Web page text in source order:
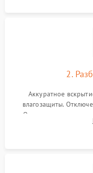
2.
Аккуратное
влагозащиты.
Очистка внутренних
обработка